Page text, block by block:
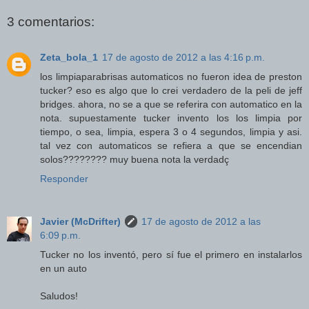
3 comentarios:
Zeta_bola_1 17 de agosto de 2012 a las 4:16 p.m.
los limpiaparabrisas automaticos no fueron idea de preston
tucker? eso es algo que lo crei verdadero de la peli de jeff
bridges. ahora, no se a que se referira con automatico en la
nota. supuestamente tucker invento los los limpia por
tiempo, o sea, limpia, espera 3 o 4 segundos, limpia y asi.
tal vez con automaticos se refiera a que se encendian
solos???????? muy buena nota la verdadç
Responder
Javier (McDrifter)
17 de agosto de 2012 a las
6:09 p.m.
Tucker no los inventó, pero sí fue el primero en instalarlos
en un auto
Saludos!